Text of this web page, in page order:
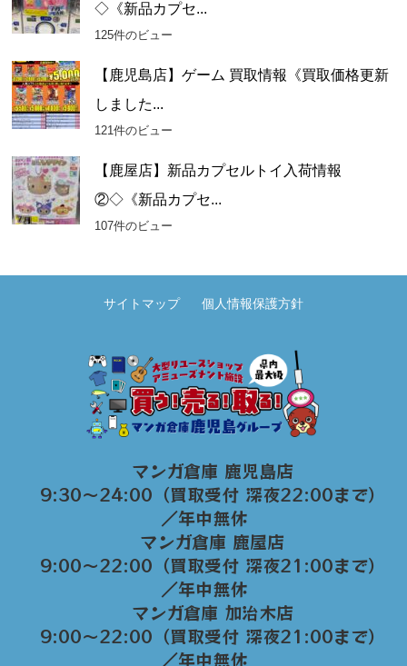
◇《新品カプセ...
125件のビュー
【鹿児島店】ゲーム 買取情報《買取価格更新
しました...
121件のビュー
【鹿屋店】新品カプセルトイ入荷情報
②◇《新品カプセ...
107件のビュー
サイトマップ 個人情報保護方針
マンガ倉庫 鹿児島店
9:30～24:00（買取受付 深夜22:00まで）
／年中無休
マンガ倉庫 鹿屋店
9:00～22:00（買取受付 深夜21:00まで）
／年中無休
マンガ倉庫 加治木店
9:00〜22:00（買取受付 深夜21:00まで）
／年中無休